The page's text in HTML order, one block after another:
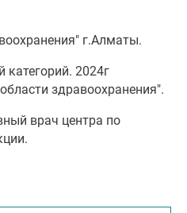
г.Алматы.
категорий. 2024г
здравоохранения".
врач центра по